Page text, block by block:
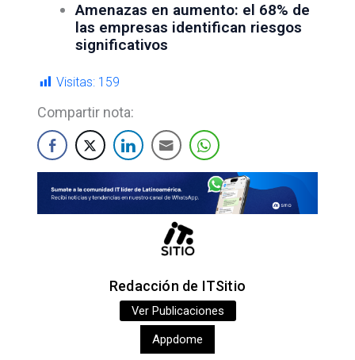
Amenazas en aumento: el 68% de
las empresas identifican riesgos
significativos
Visitas: 159
Compartir nota:
Redacción de ITSitio
Ver Publicaciones
Appdome